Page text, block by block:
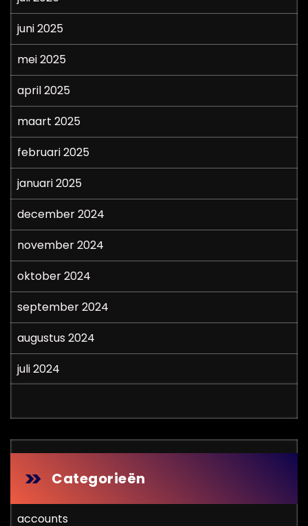
juni 2025
mei 2025
april 2025
maart 2025
februari 2025
januari 2025
december 2024
november 2024
oktober 2024
september 2024
augustus 2024
juli 2024
Categorieën
accounts